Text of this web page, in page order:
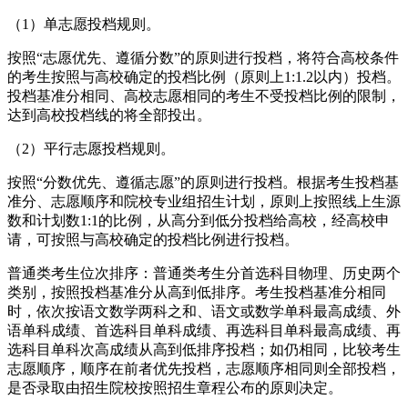
（1）单志愿投档规则。
按照“志愿优先、遵循分数”的原则进行投档，将符合高校条件
的考生按照与高校确定的投档比例（原则上1:1.2以内）投档。
投档基准分相同、高校志愿相同的考生不受投档比例的限制，
达到高校投档线的将全部投出。
（2）平行志愿投档规则。
按照“分数优先、遵循志愿”的原则进行投档。根据考生投档基
准分、志愿顺序和院校专业组招生计划，原则上按照线上生源
数和计划数1:1的比例，从高分到低分投档给高校，经高校申
请，可按照与高校确定的投档比例进行投档。
普通类考生位次排序：普通类考生分首选科目物理、历史两个
类别，按照投档基准分从高到低排序。考生投档基准分相同
时，依次按语文数学两科之和、语文或数学单科最高成绩、外
语单科成绩、首选科目单科成绩、再选科目单科最高成绩、再
选科目单科次高成绩从高到低排序投档；如仍相同，比较考生
志愿顺序，顺序在前者优先投档，志愿顺序相同则全部投档，
是否录取由招生院校按照招生章程公布的原则决定。